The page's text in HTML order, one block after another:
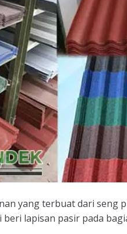
yang terbuat dari seng
lapisan pasir pada